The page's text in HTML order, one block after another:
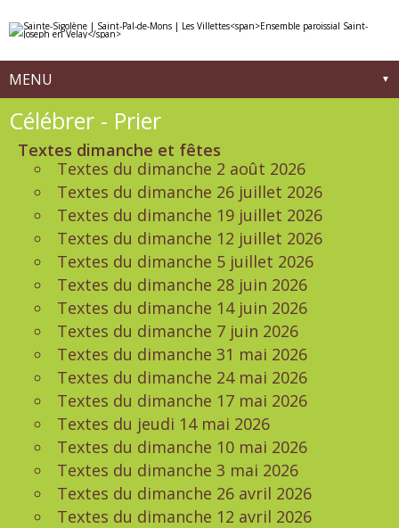
contenu.
la
MENU
Navigation
Célébrer - Prier
Textes dimanche et fêtes
Textes du dimanche 2 août 2026
Textes du dimanche 26 juillet 2026
Textes du dimanche 19 juillet 2026
Textes du dimanche 12 juillet 2026
Textes du dimanche 5 juillet 2026
Textes du dimanche 28 juin 2026
Textes du dimanche 14 juin 2026
Textes du dimanche 7 juin 2026
Textes du dimanche 31 mai 2026
Textes du dimanche 24 mai 2026
Textes du dimanche 17 mai 2026
Textes du jeudi 14 mai 2026
Textes du dimanche 10 mai 2026
Textes du dimanche 3 mai 2026
Textes du dimanche 26 avril 2026
Textes du dimanche 12 avril 2026